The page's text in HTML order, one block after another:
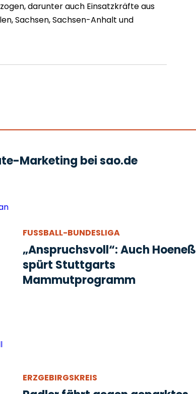
darunter auch Einsatzkräfte aus
Sachsen, Sachsen-Anhalt und
Marketing bei sao.de
FUSSBALL-BUNDESLIGA
„Anspruchsvoll“: Auch Hoeneß
spürt Stuttgarts
Mammutprogramm
ERZGEBIRGSKREIS